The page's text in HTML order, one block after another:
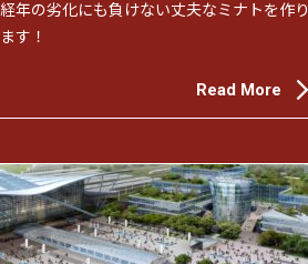
経年の劣化にも負けない丈夫なミナトを作り
ます！
Read More